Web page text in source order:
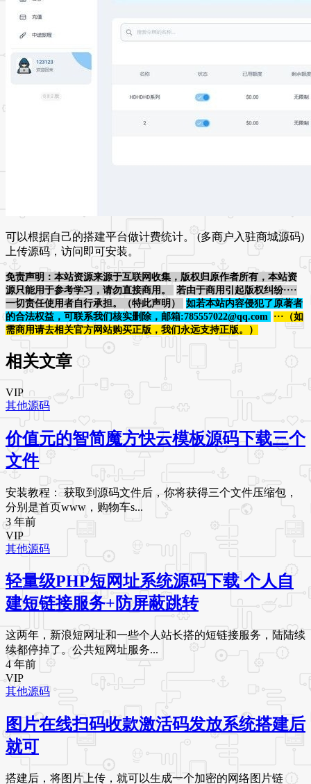
可以根据自己的搭建平台做计费统计。 (多商户入驻商城源码)
上传源码，访问即可安装。
免责声明：本站资源来源于互联网收集，版权归原作者所有，本站资
源只能用于参考学习，请勿直接商用。
若由于商用引起版权纠纷····
一切责任使用者自行承担。（特此声明）
如若本站内容侵犯了原著者
的合法权益，可联系我们核实删除，邮箱:785557022@qq.com
···（如
需商用请去相关官方网站购买正版，我们永远支持正版。）
相关文章
VIP
其他源码
价值元的智简魔方快云模板源码下载三个
文件
安装教程： 获取到源码文件后，你将获得三个文件压缩包，
分别是首页www，购物车s...
3 年前
VIP
其他源码
轻量级PHP短网址系统源码下载 个人自
建短链接服务+防屏蔽跳转
这两年，新浪短网址和一些个人站长搭的短链接服务，陆陆续
续都停掉了。公共短网址服务...
4 年前
VIP
其他源码
图片在线扫码收款激活码发放系统搭建后
就可
搭建后，将图片上传，就可以生成一个加密的网络图片链